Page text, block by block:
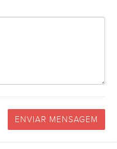
ENVIAR MENSAGEM